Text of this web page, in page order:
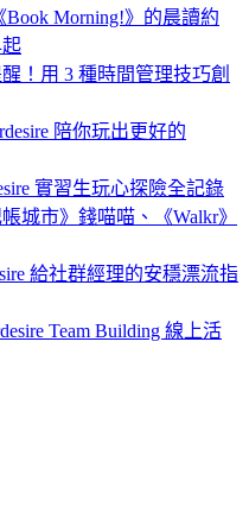
Morning!》的晨讀約
！用 3 種時間管理技巧創
陪你玩出更好的
實習生玩心探險全記錄
城市》錢喵喵、《Walkr》
給社群經理的安穩漂流指
Team Building 線上活